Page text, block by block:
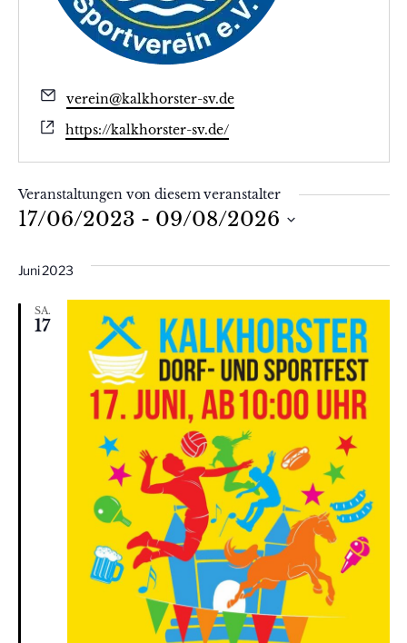
Email
verein@kalkhorster-sv.de
Webseite
https://kalkhorster-sv.de/
Veranstaltungen von diesem veranstalter
17/06/2023 - 09/08/2026
wählen.
Juni 2023
SA.
17